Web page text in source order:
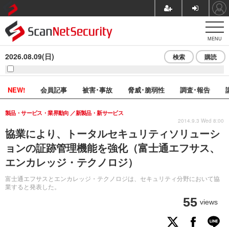
MENU
2026.08.09(日) 検索 購読
NEW! 会員記事 被害･事故 脅威･脆弱性 調査･報告
協業により、トータルセキュリティソリューシ
ョンの証跡管理機能を強化（富士通エフサス、
エンカレッジ・テクノロジ）
富士通エフサスとエンカレッジ・テクノロジは、セキュリティ分野において協
業すると発表した。
製品・サービス・業界動向 新製品・新サービス
55 views
2014.9.3 Wed 8:00